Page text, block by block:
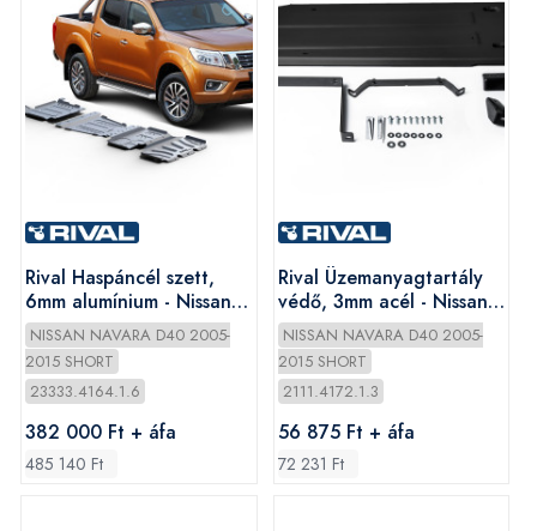
Rival Haspáncél szett,
6mm alumínium - Nissan
Navara 2005-
NISSAN NAVARA D40 2005-
2015 SHORT
23333.4164.1.6
382 000 Ft + áfa
485 140 Ft
Rival Üzemanyagtartály
védő, 3mm acél - Nissan
Navara 2005-
NISSAN NAVARA D40 2005-
2015 SHORT
2111.4172.1.3
56 875 Ft + áfa
72 231 Ft